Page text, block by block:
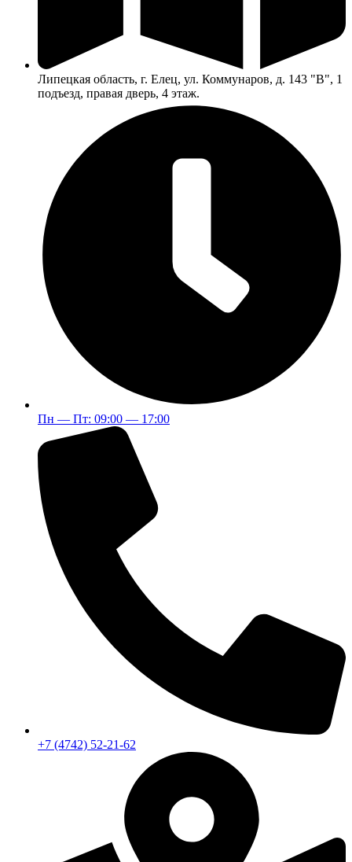
Липецкая область, г. Елец, ул. Коммунаров, д. 143 "В", 1
подъезд, правая дверь, 4 этаж.
Пн — Пт: 09:00 — 17:00
+7 (4742) 52-21-62